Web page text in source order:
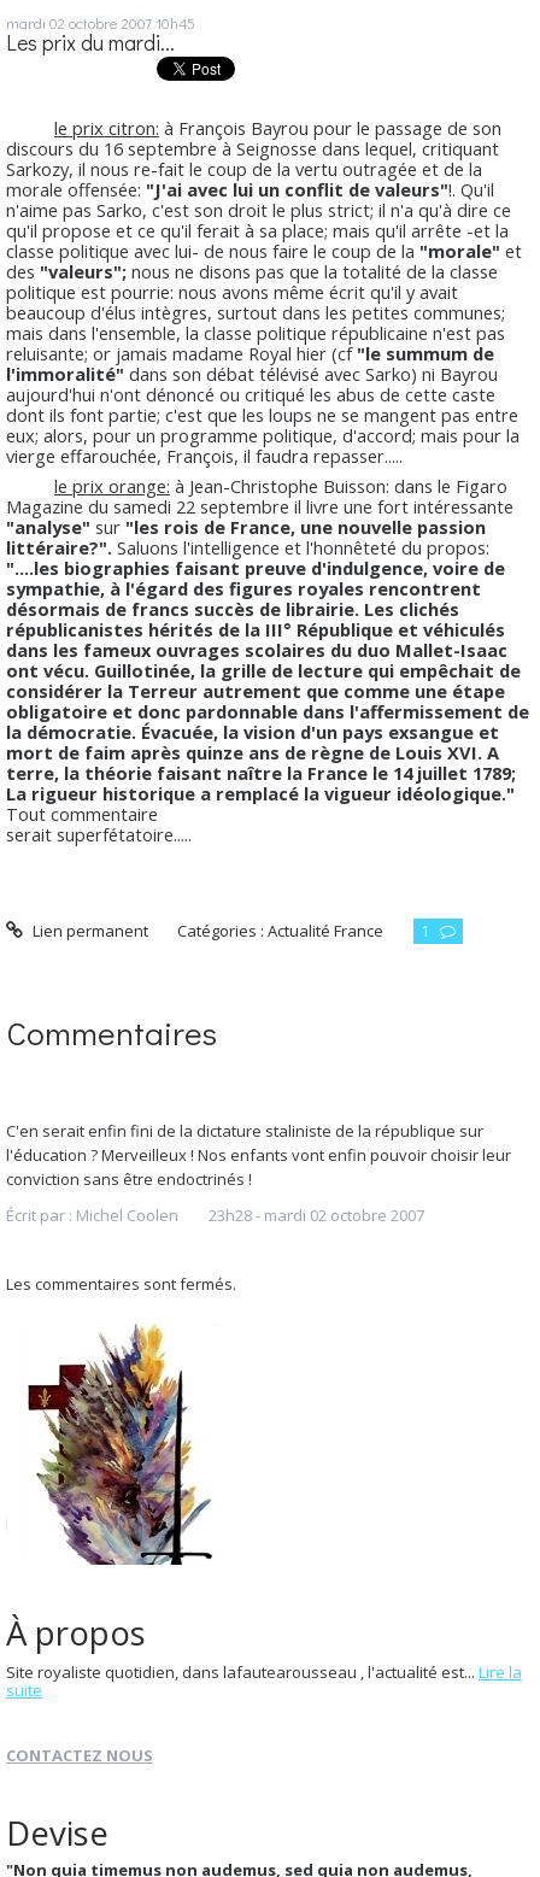
mardi 02 octobre 200710h45
Les prix du mardi...
le prix citron: à François Bayrou pour le passage de son
discours du 16 septembre à Seignosse dans lequel, critiquant
Sarkozy, il nous re-fait le coup de la vertu outragée et de la
morale offensée: "J'ai avec lui un conflit de valeurs"!. Qu'il
n'aime pas Sarko, c'est son droit le plus strict; il n'a qu'à dire ce
qu'il propose et ce qu'il ferait à sa place; mais qu'il arrête -et la
classe politique avec lui- de nous faire le coup de la "morale" et
des "valeurs"; nous ne disons pas que la totalité de la classe
politique est pourrie: nous avons même écrit qu'il y avait
beaucoup d'élus intègres, surtout dans les petites communes;
mais dans l'ensemble, la classe politique républicaine n'est pas
reluisante; or jamais madame Royal hier (cf "le summum de
l'immoralité" dans son débat télévisé avec Sarko) ni Bayrou
aujourd'hui n'ont dénoncé ou critiqué les abus de cette caste
dont ils font partie; c'est que les loups ne se mangent pas entre
eux; alors, pour un programme politique, d'accord; mais pour la
vierge effarouchée, François, il faudra repasser.....
le prix orange: à Jean-Christophe Buisson: dans le Figaro
Magazine du samedi 22 septembre il livre une fort intéressante
"analyse" sur "les rois de France, une nouvelle passion
littéraire?". Saluons l'intelligence et l'honnêteté du propos:
"....les biographies faisant preuve d'indulgence, voire de
sympathie, à l'égard des figures royales rencontrent
désormais de francs succès de librairie. Les clichés
républicanistes hérités de la III° République et véhiculés
dans les fameux ouvrages scolaires du duo Mallet-Isaac
ont vécu. Guillotinée, la grille de lecture qui empêchait de
considérer la Terreur autrement que comme une étape
obligatoire et donc pardonnable dans l'affermissement de
la démocratie. Évacuée, la vision d'un pays exsangue et
mort de faim après quinze ans de règne de Louis XVI. A
terre, la théorie faisant naître la France le 14 juillet 1789;
La rigueur historique a remplacé la vigueur idéologique."
Tout commentaire
serait superfétatoire.....
Lien permanent Catégories :Actualité France 1
Commentaires
C'en serait enfin fini de la dictature staliniste de la république sur
l'éducation ? Merveilleux ! Nos enfants vont enfin pouvoir choisir leur
conviction sans être endoctrinés !
Écrit par : Michel Coolen 23h28- mardi 02 octobre 2007
Les commentaires sont fermés.
À propos
Site royaliste quotidien, dans lafautearousseau , l'actualité est... Lire la
suite
CONTACTEZ NOUS
Devise
"Non quia timemus non audemus, sed quia non audemus,